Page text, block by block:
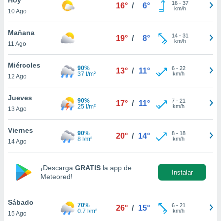
en
más
nuestra
de
aceptar
de
10 Ago
16° / 6° 16- 37
km/h
Mañana
11 Ago
19° / 8° 14- 31
km/h
Miércoles
12 Ago
90%
37 l/m²
13° / 11° 6- 22
km/h
Jueves
13 Ago
90%
25 l/m²
17° / 11° 7- 21
km/h
Viernes
14 Ago
90%
8 l/m²
20° / 14° 8- 18
km/h
¡Descarga GRATIS la app de
Meteored!
Instalar
Sábado
15 Ago
70%
0.7 l/m²
26° / 15° 6- 21
km/h